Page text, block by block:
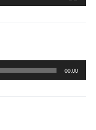
00:00